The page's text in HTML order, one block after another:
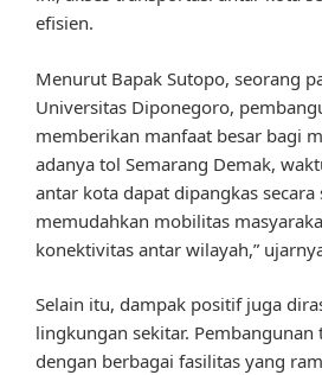
efisien.
Menurut Bapak Sutopo, seorang
Universitas Diponegoro,
memberikan manfaat besar bagi
adanya tol Semarang Demak,
antar kota dapat dipangkas
memudahkan mobilitas
konektivitas antar wilayah,”
Selain itu, dampak positif juga
lingkungan sekitar.
dengan berbagai fasilitas yang